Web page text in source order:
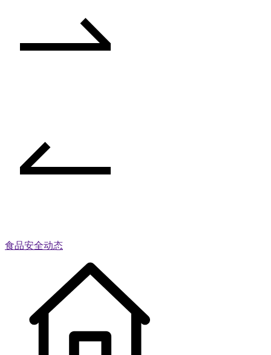
食品安全动态